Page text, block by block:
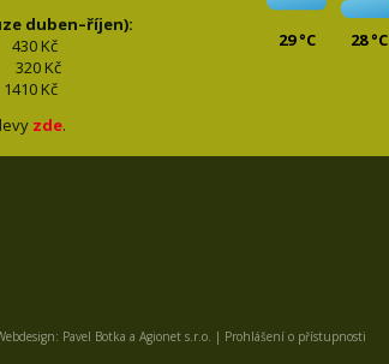
duben–říjen):
Kč
320 Kč
Kč
zde.
29 °C 28 °C
Pavel Botka a Agionet s.r.o. | Prohlášení o přístupnosti